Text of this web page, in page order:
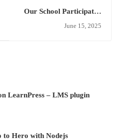
Our School Participated
the China Film Culture
June 15, 2025
LearnPress – LMS plugin
to Hero with Nodejs